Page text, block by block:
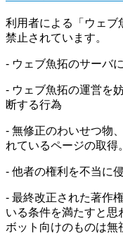
利用者による「ウェブ
禁止されています。
- ウェブ魚拓のサーバ
- ウェブ魚拓の運営を
断する行為
- 無修正のわいせつ物
れているページの取得。
- 他者の権利を不当に
- 最終改正された著作
いる条件を満たすと思
ボット向けのものは無